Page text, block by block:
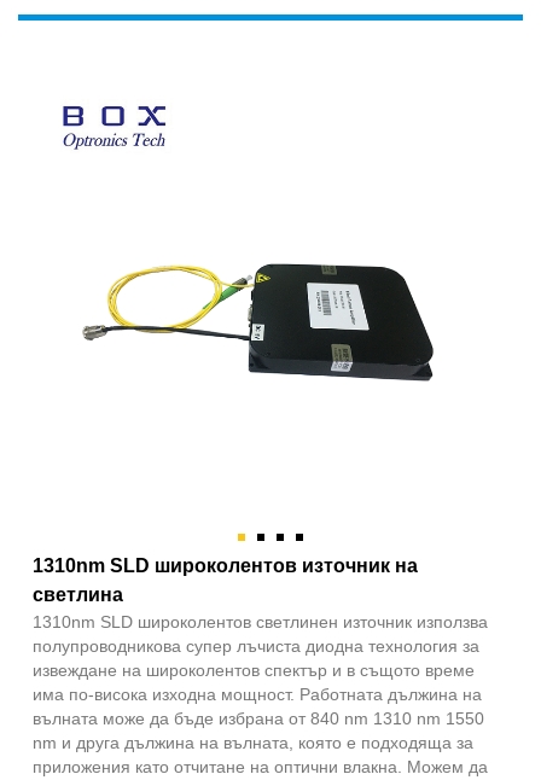
1310nm SLD широколентов източник на
светлина
1310nm SLD широколентов светлинен източник използва
полупроводникова супер лъчиста диодна технология за
извеждане на широколентов спектър и в същото време
има по-висока изходна мощност. Работната дължина на
вълната може да бъде избрана от 840 nm 1310 nm 1550
nm и друга дължина на вълната, която е подходяща за
приложения като отчитане на оптични влакна. Можем да